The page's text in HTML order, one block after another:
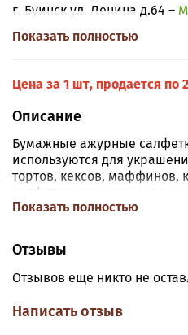
г. Буинск ул. Ленина д.64 –
Показать полностью
Цена за 1 шт, продается по
Описание
Бумажные ажурные
используются для
тортов, кексов, маффинов,
салфетки очень красиво и
качестве подставок под
Показать полностью
Отзывы
Отзывов еще никто не
Написать отзыв